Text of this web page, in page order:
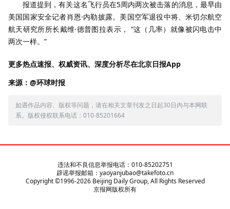
报道提到，有关这名飞行员在5周内两次被击落的消息，最早由
美国国家安全记者肖恩·内勒披露。美国空军退役中将、米切尔航空
航天研究所所长戴维·德普图拉表示， “这（几率）就像被闪电击中
两次一样。”
更多热点速报、权威资讯、深度分析尽在北京日报App
来源：@环球时报
如遇作品内容、版权等问题，请在相关文章刊发之日起30日内与本网联
系。版权侵权联系电话：010-85201664
违法和不良信息举报电话：010-85202751
辟谣举报邮箱：yaoyanjubao@takefoto.cn
Copyright ©1996-2026Beijing Daily Group, All Rights Reserved
京报网版权所有